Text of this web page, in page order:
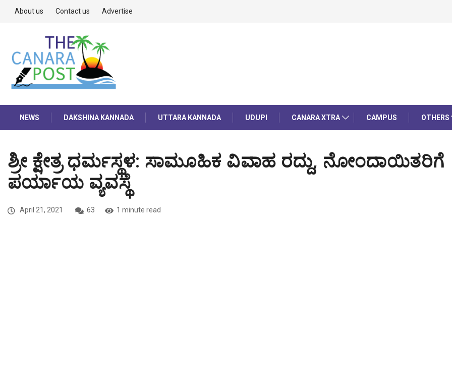
About us Contact us Advertise
NEWS DAKSHINA KANNADA UTTARA KANNADA UDUPI CANARA XTRA CAMPUS OTHERS
ಶ್ರೀ ಕ್ಷೇತ್ರ ಧರ್ಮಸ್ಥಳ: ಸಾಮೂಹಿಕ ವಿವಾಹ ರದ್ದು, ನೋಂದಾಯಿತರಿಗೆ
ಪರ್ಯಾಯ ವ್ಯವಸ್ಥೆ
April 21, 2021 63 1 minute read